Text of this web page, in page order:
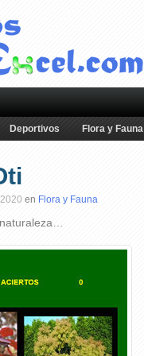
Deportivos Flora y Fauna
en Flora y Fauna